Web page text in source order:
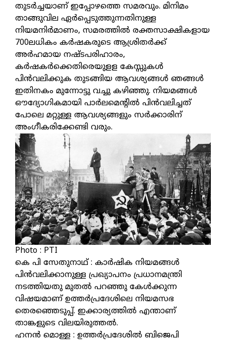
തുടര്‍ച്ചയാണ് ഇപ്പോഴത്തെ സമരവും. മിനിമം
താങ്ങുവില ഏര്‍പ്പെടുത്തുന്നതിനുള്ള
നിയമനിര്‍മാണം, സമരത്തില്‍ രക്തസാക്ഷികളായ
700ലധികം കര്‍ഷകരുടെ ആശ്രിതര്‍ക്ക്
അര്‍ഹമായ നഷ്ടപരിഹാരം,
കര്‍ഷകര്‍ക്കെതിരെയുളള കേസ്സുകള്‍
പിന്‍വലിക്കുക തുടങ്ങിയ ആവശ്യങ്ങള്‍ ഞങ്ങള്‍
ഇതിനകം മുന്നോട്ടു വച്ചു കഴിഞ്ഞു. നിയമങ്ങള്‍
ഔദ്യോഗികമായി പാര്‍ലമെന്റില്‍ പിന്‍വലിച്ചത്
പോലെ മറ്റുള്ള ആവശ്യങ്ങളും സര്‍ക്കാരിന്
അംഗീകരിക്കേണ്ടി വരും.
Photo : PTI
കെ പി സേതുനാഥ് : കാര്‍ഷിക നിയമങ്ങള്‍
പിന്‍വലിക്കാനുള്ള പ്രഖ്യാപനം പ്രധാനമന്ത്രി
നടത്തിയതു മുതല്‍ പറഞ്ഞു കേള്‍ക്കുന്ന
വിഷയമാണ് ഉത്തര്‍പ്രദേശിലെ നിയമസഭ
തെരഞ്ഞെടുപ്പ്. ഇക്കാര്യത്തില്‍ എന്താണ്
താങ്കളുടെ വിലയിരുത്തല്‍.
ഹനന്‍ മൊള്ള : ഉത്തര്‍പ്രദേശില്‍ ബിജെപി